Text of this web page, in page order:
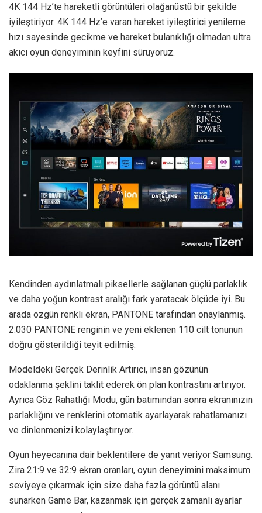
4K 144 Hz’te hareketli görüntüleri olağanüstü bir şekilde
iyileştiriyor. 4K 144 Hz’e varan hareket iyileştirici yenileme
hızı sayesinde gecikme ve hareket bulanıklığı olmadan ultra
akıcı oyun deneyiminin keyfini sürüyoruz.
Kendinden aydınlatmalı piksellerle sağlanan güçlü parlaklık
ve daha yoğun kontrast aralığı fark yaratacak ölçüde iyi. Bu
arada özgün renkli ekran, PANTONE tarafından onaylanmış.
2.030 PANTONE renginin ve yeni eklenen 110 cilt tonunun
doğru gösterildiği teyit edilmiş.
Modeldeki Gerçek Derinlik Artırıcı, insan gözünün
odaklanma şeklini taklit ederek ön plan kontrastını artırıyor.
Ayrıca Göz Rahatlığı Modu, gün batımından sonra ekranınızın
parlaklığını ve renklerini otomatik ayarlayarak rahatlamanızı
ve dinlenmenizi kolaylaştırıyor.
Oyun heyecanına dair beklentilere de yanıt veriyor Samsung.
Zira 21:9 ve 32:9 ekran oranları, oyun deneyimini maksimum
seviyeye çıkarmak için size daha fazla görüntü alanı
sunarken Game Bar, kazanmak için gerçek zamanlı ayarlar